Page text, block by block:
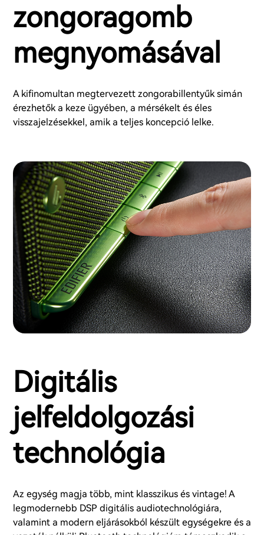
zongoragomb
megnyomásával
A kifinomultan megtervezett zongorabillentyűk simán
érezhetők a keze ügyében, a mérsékelt és éles
visszajelzésekkel, amik a teljes koncepció lelke.
Digitális
jelfeldolgozási
technológia
Az egység magja több, mint klasszikus és vintage! A
legmodernebb DSP digitális audiotechnológiára,
valamint a modern eljárásokból készült egységekre és a